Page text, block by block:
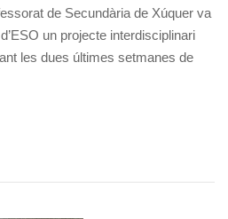
de Secundària de Xúquer va
un projecte interdisciplinari
les dues últimes setmanes de